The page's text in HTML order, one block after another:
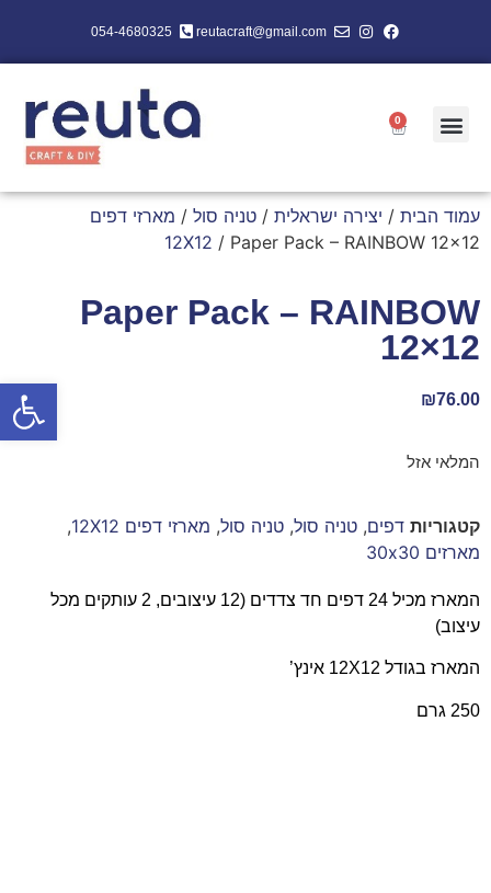
פתח
reutacraft@gmail.com
054-4680325
0
עמוד הבית / יצירה ישראלית / טניה סול / מארזי דפים
12X12 / Paper Pack – RAINBOW 12×12
Paper Pack – RAINBOW
12×12
₪76.00
המלאי אזל
קטגוריות דפים, טניה סול, טניה סול, מארזי דפים 12X12
,
מארזים 30x30
המארז מכיל 24 דפים חד צדדים (12 עיצובים, 2 עותקים מכל
עיצוב)
המארז בגודל 12X12 אינץ’
250 גרם